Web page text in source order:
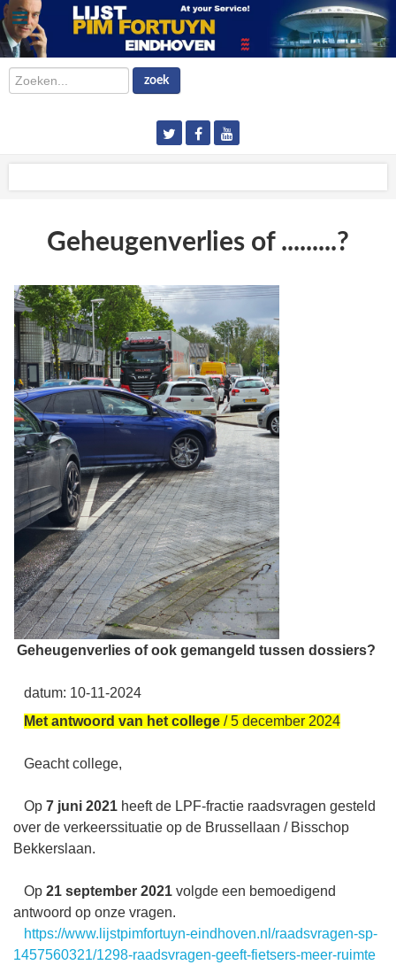
Zoeken... zoek
Geheugenverlies of .........?
Geheugenverlies of ook gemangeld tussen dossiers?
datum: 10-11-2024
Met antwoord van het college / 5 december 2024
Geacht college,
Op 7 juni 2021 heeft de LPF-fractie raadsvragen gesteld
over de verkeerssituatie op de Brussellaan / Bisschop
Bekkerslaan.
Op 21 september 2021 volgde een bemoedigend
antwoord op onze vragen.
https://www.lijstpimfortuyn-eindhoven.nl/raadsvragen-sp-
1457560321/1298-raadsvragen-geeft-fietsers-meer-ruimte